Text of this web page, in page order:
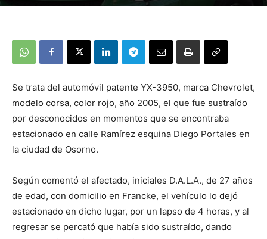
Se trata del automóvil patente YX-3950, marca Chevrolet,
modelo corsa, color rojo, año 2005, el que fue sustraído
por desconocidos en momentos que se encontraba
estacionado en calle Ramírez esquina Diego Portales en
la ciudad de Osorno.
Según comentó el afectado, iniciales D.A.L.A., de 27 años
de edad, con domicilio en Francke, el vehículo lo dejó
estacionado en dicho lugar, por un lapso de 4 horas, y al
regresar se percató que había sido sustraído, dando